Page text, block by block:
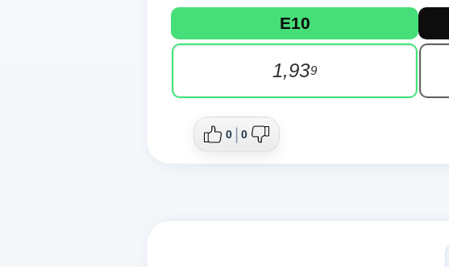
Prix actuels des carburants à
Consultez les prix actuels de la station
E10
1,939
0 0